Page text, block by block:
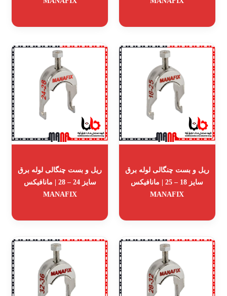
ریل و بست چنگالی لوله برق
سایز 18 – 25 | مانافیکس
MANAFIX
ریل و بست چنگالی لوله برق
سایز 24 – 28 | مانافیکس
MANAFIX